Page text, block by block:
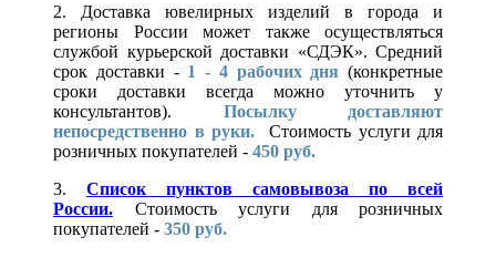
2. Доставка ювелирных изделий в города и
регионы России может также осуществляться
службой курьерской доставки «СДЭК». Средний
срок доставки - 1 - 4 рабочих дня (конкретные
сроки доставки всегда можно уточнить у
консультантов). Посылку доставляют
непосредственно в руки.
Стоимость услуги для
розничных покупателей - 450 руб.
3. Список пунктов самовывоза по всей
России.
Стоимость услуги для розничных
покупателей - 350 руб.